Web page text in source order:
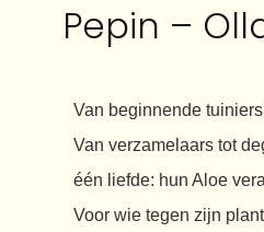
Pepin –
Van beginnende
Van verzamelaars tot
één liefde: hun Aloe
Voor wie tegen zijn